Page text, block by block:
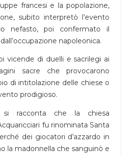
francesi e la popolazione,
subito interpretò l’evento
nefasto, poi confermato il
napoleonica.
vicende di duelli e sacrilegi ai
sacre che provocarono
di intitolazione delle chiese o
prodigioso.
racconta che la chiesa
fu rinominata Santa
dei giocatori d’azzardo in
la madonnella che sanguinò e